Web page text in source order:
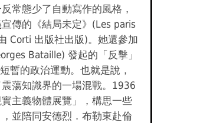
常態少了自動寫作的風格，
傳的《結局未定》(Les paris
Corti 出版社出版)。她還參加
Bataille) 發起的「反擊」
暫的政治運動。也就是說，
蕩知識界的一場混戰。1936
主義物體展覽」，構思一些
，並陪同安德烈．布勒東赴倫